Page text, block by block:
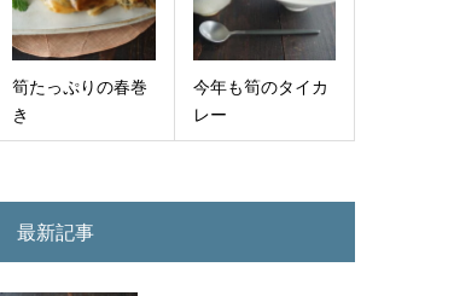
筍たっぷりの春巻
き
今年も筍のタイカ
レー
最新記事